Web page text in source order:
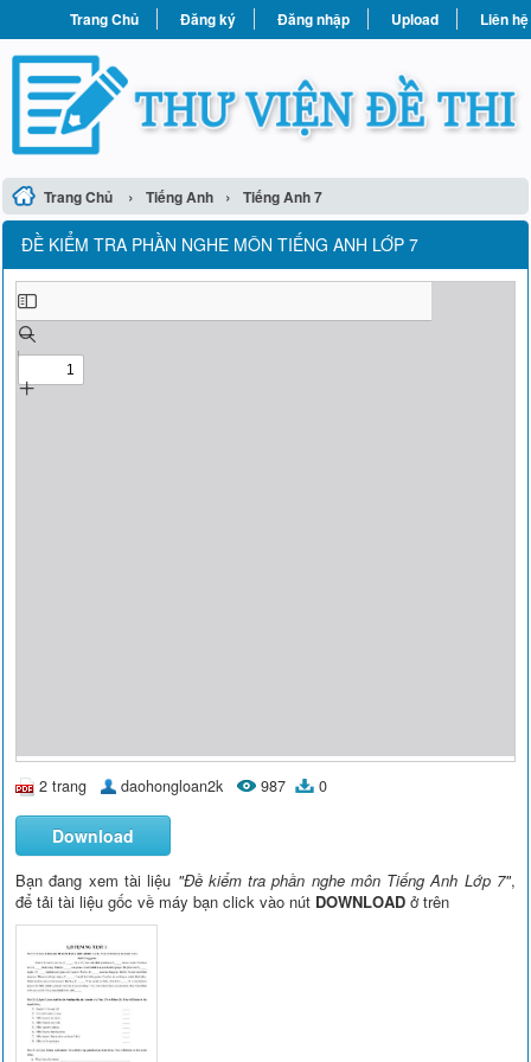
Trang Chủ Đăng ký Đăng nhập Upload Liên hệ
Trang Chủ › Tiếng Anh › Tiếng Anh 7
ĐỀ KIỂM TRA PHẦN NGHE MÔN TIẾNG ANH LỚP 7
2 trang daohongloan2k 987 0
Download
Bạn đang xem tài liệu "Đề kiểm tra phần nghe môn Tiếng Anh Lớp 7",
để tải tài liệu gốc về máy bạn click vào nút DOWNLOAD ở trên